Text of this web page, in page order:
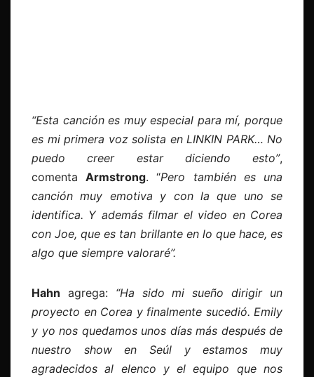
“Esta canción es muy especial para mí, porque
es mi primera voz solista en LINKIN PARK… No
puedo creer estar diciendo esto”,
comentaArmstrong. “Pero también es una
canción muy emotiva y con la que uno se
identifica. Y además filmar el video en Corea
con Joe, que es tan brillante en lo que hace, es
algo que siempre valoraré”.
Hahn agrega: “Ha sido mi sueño dirigir un
proyecto en Corea y finalmente sucedió. Emily
y yo nos quedamos unos días más después de
nuestro show en Seúl y estamos muy
agradecidos al elenco y el equipo que nos